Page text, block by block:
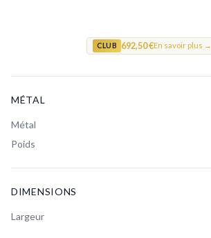
CLUB 692,50 €En savoir plus →
MÉTAL
Métal
Poids
DIMENSIONS
Largeur